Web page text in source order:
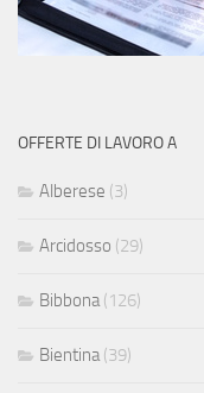
OFFERTE DI LAVORO A
Alberese (3)
Arcidosso (29)
Bibbona (126)
Bientina (39)